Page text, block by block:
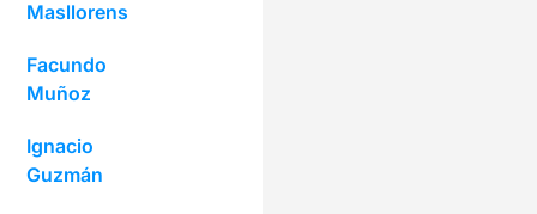
Masllorens
Facundo
Muñoz
Ignacio
Guzmán